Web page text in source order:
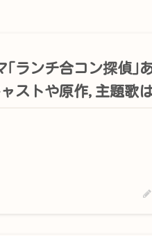
｢ランチ合コン探偵｣
ストや原作,主題歌